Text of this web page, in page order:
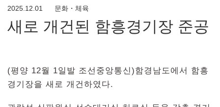
2025.12.01 문화・체육
새로 개건된 함흥경기장 준공
(평양 12월 1일발 조선중앙통신)함경남도에서 함흥
경기장을 새로 개건하였다.